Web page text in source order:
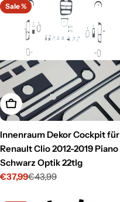
Sale %
In den Warenkorb legen
Innenraum Dekor Cockpit für
Renault Clio 2012-2019 Piano
Schwarz Optik 22tlg
Verkaufspreis
€37,99
Regulärer€43,99